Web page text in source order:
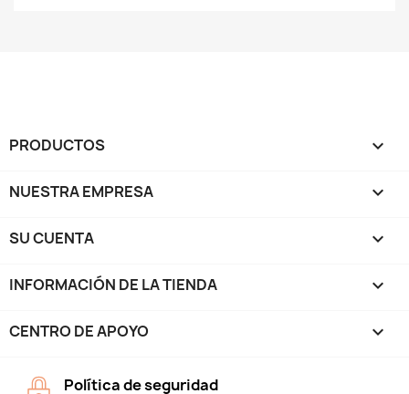
PRODUCTOS 
NUESTRA EMPRESA 
SU CUENTA 
INFORMACIÓN DE LA TIENDA keyboard_arrow_down
CENTRO DE APOYO 
Política de seguridad